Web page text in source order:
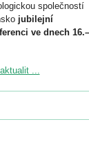
společností
jubilejní
ve dnech 16.–
ke konferenci
do 6. září.
...